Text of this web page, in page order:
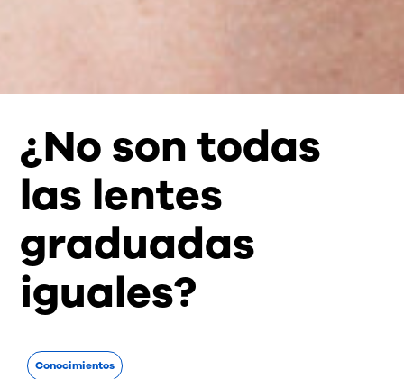
¿No son todas
las lentes
graduadas
iguales?
Conocimientos